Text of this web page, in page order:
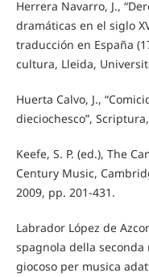
Herrera Navarro, J.,
dramáticas en el siglo
traducción en España
cultura, Lleida,
Huerta Calvo, J.,
dieciochesco”,
Keefe, S. P. (ed.), The
Century Music,
2009, pp. 201-431.
Labrador López de
spagnola della seconda
giocoso per musica